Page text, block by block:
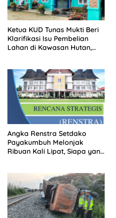
Ketua KUD Tunas Mukti Beri
Klarifikasi Isu Pembelian
Lahan di Kawasan Hutan,
Angka Renstra Setdako
Payakumbuh Melonjak
Ribuan Kali Lipat, Siapa yang